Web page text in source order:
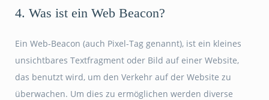
4. Was ist ein Web Beacon?
Ein Web-Beacon (auch Pixel-Tag genannt), ist ein kleines
unsichtbares Textfragment oder Bild auf einer Website,
das benutzt wird, um den Verkehr auf der Website zu
überwachen. Um dies zu ermöglichen werden diverse